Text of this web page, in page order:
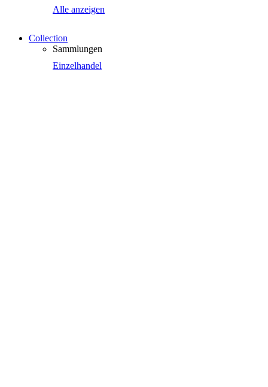
Alle anzeigen
Collection
Sammlungen
Einzelhandel